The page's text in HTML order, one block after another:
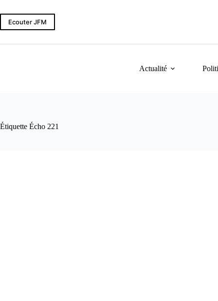
au
contenu
Ecouter JFM
Actualité
Étiquette Écho 221